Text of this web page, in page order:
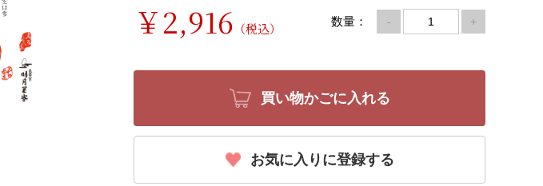
￥2,916 （税込） 数量： - +
買い物かごに入れる
お気に入りに登録する